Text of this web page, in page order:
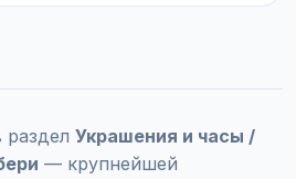
Украшения и часы /
— крупнейшей